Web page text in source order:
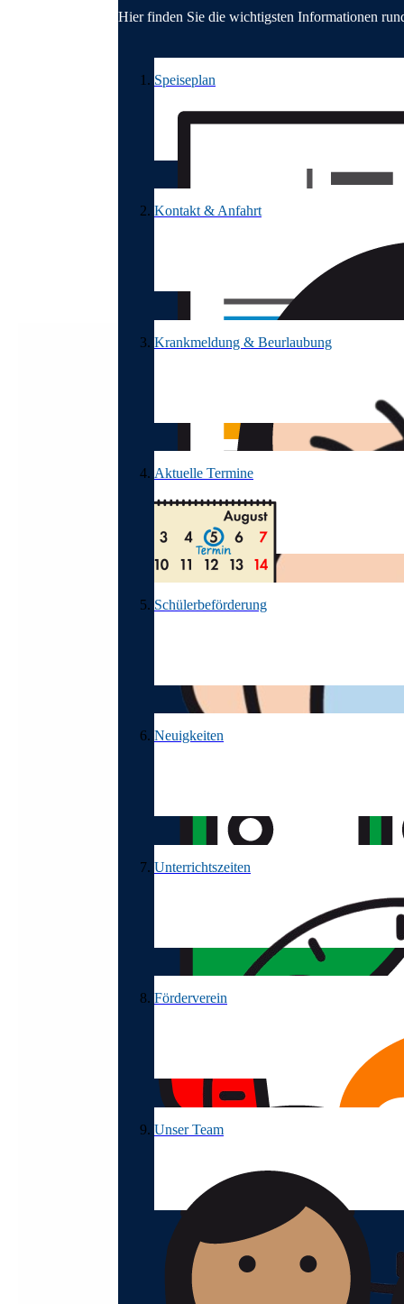
Hier finden Sie die wichtigsten Informationen
Speiseplan
Kontakt & Anfahrt
Krankmeldung & Beurlaubung
Aktuelle Termine
Schülerbeförderung
Neuigkeiten
Unterrichtszeiten
Förderverein
Unser Team